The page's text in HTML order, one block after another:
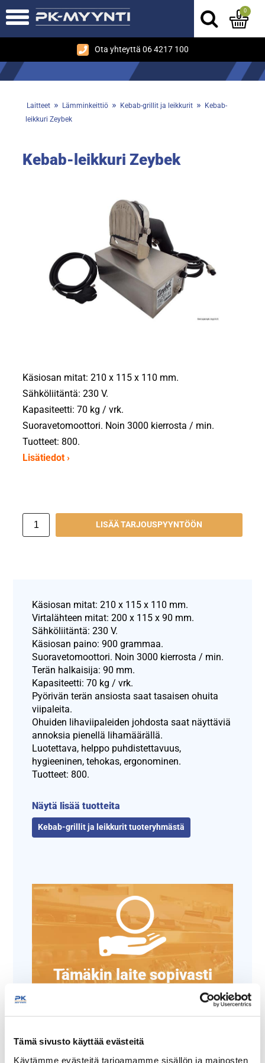
Tämä sivusto käyttää evästeitä
Käytämme evästeitä tarjoamamme sisällön ja mainosten
Ota yhteyttä 06 4217 100
0
Laitteet » Lämminkeittiö » Kebab-grillit ja leikkurit »
Kebab-
leikkuri Zeybek
Kebab-leikkuri Zeybek
Käsiosan mitat: 210 x 115 x 110 mm.
Sähköliitäntä: 230 V.
Kapasiteetti: 70 kg / vrk.
Suoravetomoottori. Noin 3000 kierrosta / min.
Tuotteet: 800.
Lisätiedot ›
LISÄÄ TARJOUSPYYNTÖÖN
Käsiosan mitat: 210 x 115 x 110 mm.
Virtalähteen mitat: 200 x 115 x 90 mm.
Sähköliitäntä: 230 V.
Käsiosan paino: 900 grammaa.
Suoravetomoottori. Noin 3000 kierrosta / min.
Terän halkaisija: 90 mm.
Kapasiteetti: 70 kg / vrk.
Pyörivän terän ansiosta saat tasaisen ohuita
viipaleita.
Ohuiden lihaviipaleiden johdosta saat näyttäviä
annoksia pienellä lihamäärällä.
Luotettava, helppo puhdistettavuus,
hygieeninen, tehokas, ergonominen.
Tuotteet: 800.
Näytä lisää tuotteita
Kebab-grillit ja leikkurit tuoteryhmästä
Tämäkin laite sopivasti